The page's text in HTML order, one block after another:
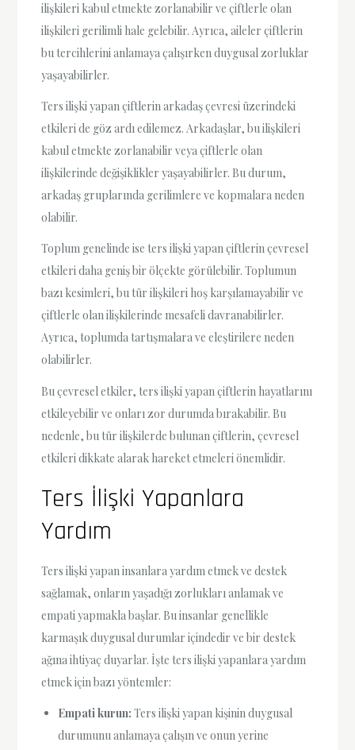
ilişkileri kabul etmekte zorlanabilir ve çiftlerle olan
ilişkileri gerilimli hale gelebilir. Ayrıca, aileler çiftlerin
bu tercihlerini anlamaya çalışırken duygusal zorluklar
yaşayabilirler.
Ters ilişki yapan çiftlerin arkadaş çevresi üzerindeki
etkileri de göz ardı edilemez. Arkadaşlar, bu ilişkileri
kabul etmekte zorlanabilir veya çiftlerle olan
ilişkilerinde değişiklikler yaşayabilirler. Bu durum,
arkadaş gruplarında gerilimlere ve kopmalara neden
olabilir.
Toplum genelinde ise ters ilişki yapan çiftlerin çevresel
etkileri daha geniş bir ölçekte görülebilir. Toplumun
bazı kesimleri, bu tür ilişkileri hoş karşılamayabilir ve
çiftlerle olan ilişkilerinde mesafeli davranabilirler.
Ayrıca, toplumda tartışmalara ve eleştirilere neden
olabilirler.
Bu çevresel etkiler, ters ilişki yapan çiftlerin hayatlarını
etkileyebilir ve onları zor durumda bırakabilir. Bu
nedenle, bu tür ilişkilerde bulunan çiftlerin, çevresel
etkileri dikkate alarak hareket etmeleri önemlidir.
Ters İlişki Yapanlara
Yardım
Ters ilişki yapan insanlara yardım etmek ve destek
sağlamak, onların yaşadığı zorlukları anlamak ve
empati yapmakla başlar. Bu insanlar genellikle
karmaşık duygusal durumlar içindedir ve bir destek
ağına ihtiyaç duyarlar. İşte ters ilişki yapanlara yardım
etmek için bazı yöntemler:
Empati kurun: Ters ilişki yapan kişinin duygusal
durumunu anlamaya çalışın ve onun yerine